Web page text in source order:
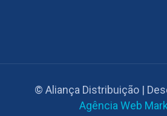
© Aliança Distribuição |
Agência Web